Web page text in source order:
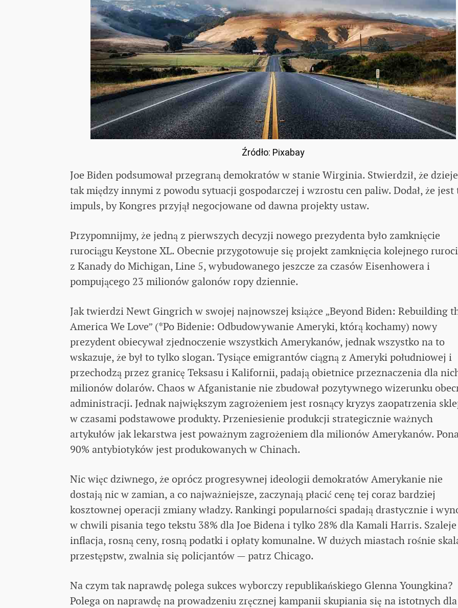
Źródło: Pixabay
Joe Biden podsumował przegraną demokratów w stanie Wirginia. Stwierdził, że
tak między innymi z powodu sytuacji gospodarczej i wzrostu cen paliw. Dodał, że jest
impuls, by Kongres przyjął negocjowane od dawna projekty ustaw.
Przypomnijmy, że jedną z pierwszych decyzji nowego prezydenta było zamknięcie
rurociągu Keystone XL. Obecnie przygotowuje się projekt zamknięcia kolejnego
z Kanady do Michigan, Line 5, wybudowanego jeszcze za czasów Eisenhowera i
pompującego 23 milionów galonów ropy dziennie.
Jak twierdzi Newt Gingrich w swojej najnowszej książce „Beyond Biden: Rebuilding
America We Love” (*Po Bidenie: Odbudowywanie Ameryki, którą kochamy) nowy
prezydent obiecywał zjednoczenie wszystkich Amerykanów, jednak wszystko na to
wskazuje, że był to tylko slogan. Tysiące emigrantów ciągną z Ameryki południowej i
przechodzą przez granicę Teksasu i Kalifornii, padają obietnice przeznaczenia dla
milionów dolarów. Chaos w Afganistanie nie zbudował pozytywnego wizerunku
administracji. Jednak największym zagrożeniem jest rosnący kryzys zaopatrzenia
w czasami podstawowe produkty. Przeniesienie produkcji strategicznie ważnych
artykułów jak lekarstwa jest poważnym zagrożeniem dla milionów Amerykanów.
90% antybiotyków jest produkowanych w Chinach.
Nic więc dziwnego, że oprócz progresywnej ideologii demokratów Amerykanie nie
dostają nic w zamian, a co najważniejsze, zaczynają płacić cenę tej coraz bardziej
kosztownej operacji zmiany władzy. Rankingi popularności spadają drastycznie i
w chwili pisania tego tekstu 38% dla Joe Bidena i tylko 28% dla Kamali Harris. Szaleje
inflacja, rosną ceny, rosną podatki i opłaty komunalne. W dużych miastach rośnie
przestępstw, zwalnia się policjantów — patrz Chicago.
Na czym tak naprawdę polega sukces wyborczy republikańskiego Glenna Youngkina?
Polega on naprawdę na prowadzeniu zręcznej kampanii skupiania się na istotnych dla